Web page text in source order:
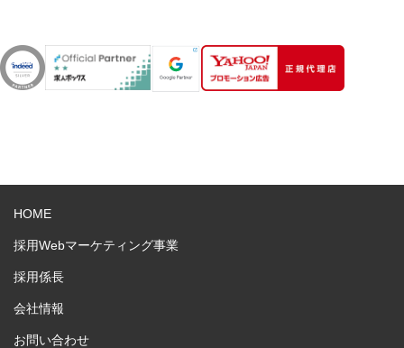
HOME
採用Webマーケティング事業
採用係長
会社情報
お問い合わせ